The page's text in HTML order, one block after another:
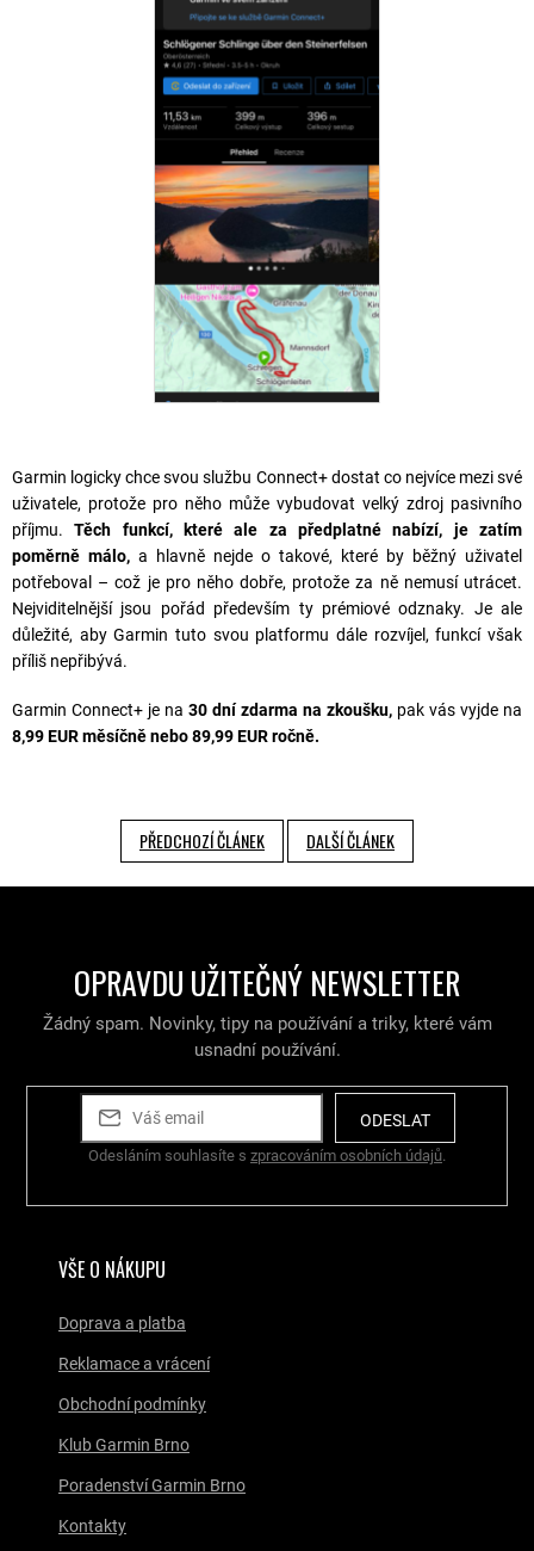
Garmin logicky chce svou službu Connect+ dostat co nejvíce mezi své
uživatele, protože pro něho může vybudovat velký zdroj pasivního
příjmu.Těch funkcí, které ale za předplatné nabízí, je zatím
poměrně málo, a hlavně nejde o takové, které by běžný uživatel
potřeboval – což je pro něho dobře, protože za ně nemusí utrácet.
Nejviditelnější jsou pořád především ty prémiové odznaky. Je ale
důležité, aby Garmin tuto svou platformu dále rozvíjel, funkcí však
příliš nepřibývá.
Garmin Connect+ je na 30 dní zdarma na zkoušku, pak vás vyjde na
8,99 EUR měsíčně nebo 89,99 EUR ročně.
PŘEDCHOZÍ ČLÁNEK DALŠÍ ČLÁNEK
OPRAVDU UŽITEČNÝ NEWSLETTER
Žádný spam. Novinky, tipy na používání a triky, které vám
usnadní používání.
ODESLAT
Odesláním souhlasíte s zpracováním osobních údajů.
VŠE O NÁKUPU
Doprava a platba
Reklamace a vrácení
Obchodní podmínky
Klub Garmin Brno
Poradenství Garmin Brno
Kontakty